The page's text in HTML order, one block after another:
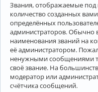
Звания, отображаемые
количество созданных
определённых
администраторов. Обычно
наименования званий на
её администратором.
ненужными сообщениями
своё звание. На
модератор или
счётчика сообщений.